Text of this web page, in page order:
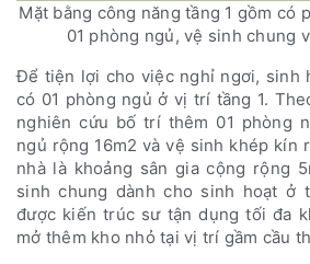
Mặt bằng công năng tầng 1 gồm có
01 phòng ngủ, vệ sinh chung
Để tiện lợi cho việc nghỉ ngơi, sinh
có 01 phòng ngủ ở vị trí tầng 1.
nghiên cứu bố trí thêm 01 phòng
ngủ rộng 16m2 và vệ sinh khép kín
nhà là khoảng sân gia cộng rộng
sinh chung dành cho sinh hoạt ở
được kiến trúc sư tận dụng tối đa
mở thêm kho nhỏ tại vị trí gầm cầu